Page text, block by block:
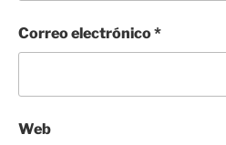
Correo electrónico*
Web